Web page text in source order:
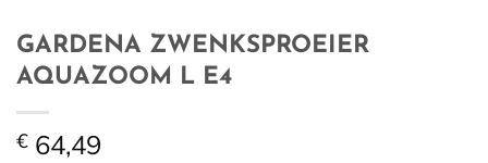
GARDENA ZWENKSPROEIER
AQUAZOOM L E4
€ 64,49